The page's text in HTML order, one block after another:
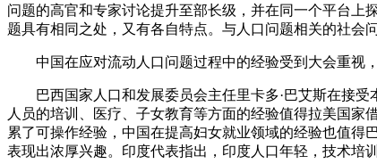
问题的高官和专家讨论提升至部长级，并在同一个平台上
题具有相同之处，又有各自特点。与人口问题相关的社会
中国在应对流动人口问题过程中的经验受到大会重视，
巴西国家人口和发展委员会主任里卡多·巴艾斯在接受
人员的培训、医疗、子女教育等方面的经验值得拉美国
累了可操作经验，中国在提高妇女就业领域的经验也值
表现出浓厚兴趣。印度代表指出，印度人口年轻，技术培